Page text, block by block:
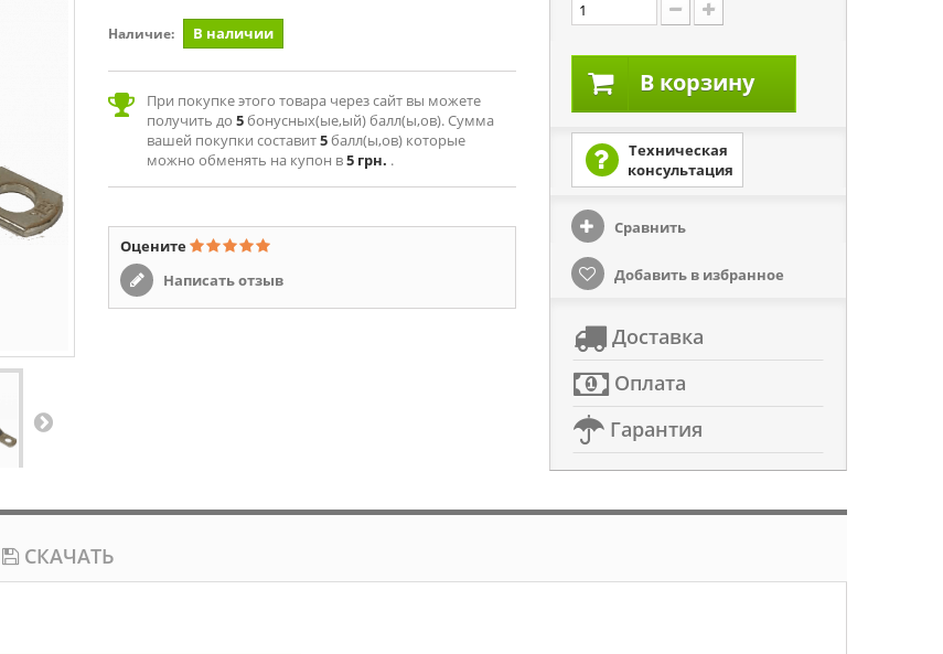
Наличие: В наличии
При покупке этого товара через сайт вы можете
получить до 5бонусных(ые,ый) балл(ы,ов). Сумма
вашей покупки составит5балл(ы,ов) которые
можно обменять на купон в5 грн. .
Оцените
Написать отзыв
В корзину
Техническая
консультация
Сравнить
Добавить в избранное
Доставка
Оплата
Гарантия
СКАЧАТЬ